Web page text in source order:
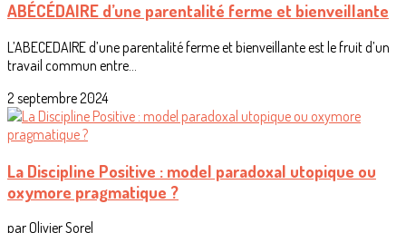
ABÉCÉDAIRE d’une parentalité ferme et bienveillante
L’ABECEDAIRE d’une parentalité ferme et bienveillante est le fruit d’un
travail commun entre...
2 septembre 2024
La Discipline Positive : model paradoxal utopique ou
oxymore pragmatique ?
par Olivier Sorel